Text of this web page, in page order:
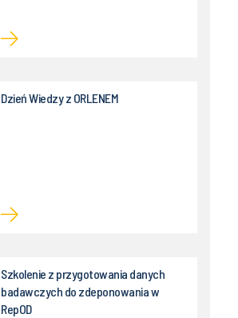
Dzień Wiedzy z ORLENEM
Szkolenie z przygotowania danych
badawczych do zdeponowania w
RepOD